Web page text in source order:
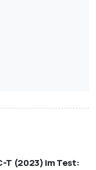
T (2023) im Test: